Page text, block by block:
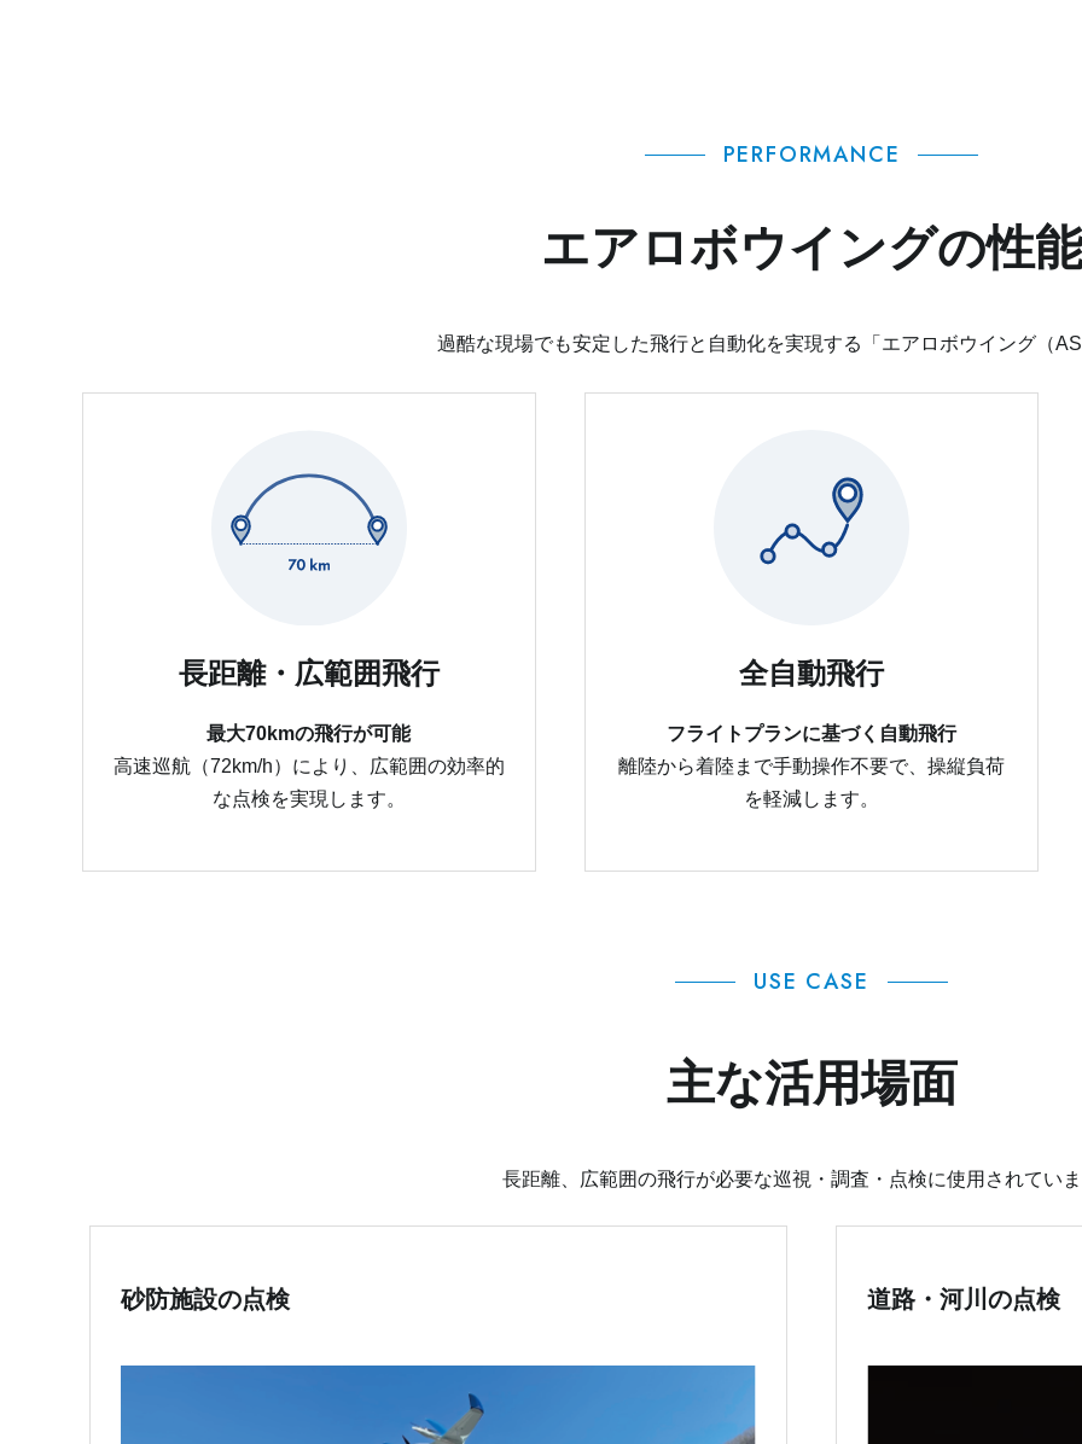
PERFORMANCE
エアロボウイングの性能
過酷な現場でも安定した飛行と自動化を実現する「エアロボウイング（
長距離・広範囲飛行
最大70kmの飛行が可能
高速巡航（72km/h）により、広範囲の効率的
な点検を実現します。
全自動飛行
フライトプランに基づく自動飛行
離陸から着陸まで手動操作不要で、操縦負荷
を軽減します。
USE CASE
主な活用場面
長距離、広範囲の飛行が必要な巡視・調査・点検に使用されてい
砂防施設の点検 道路・河川の点検